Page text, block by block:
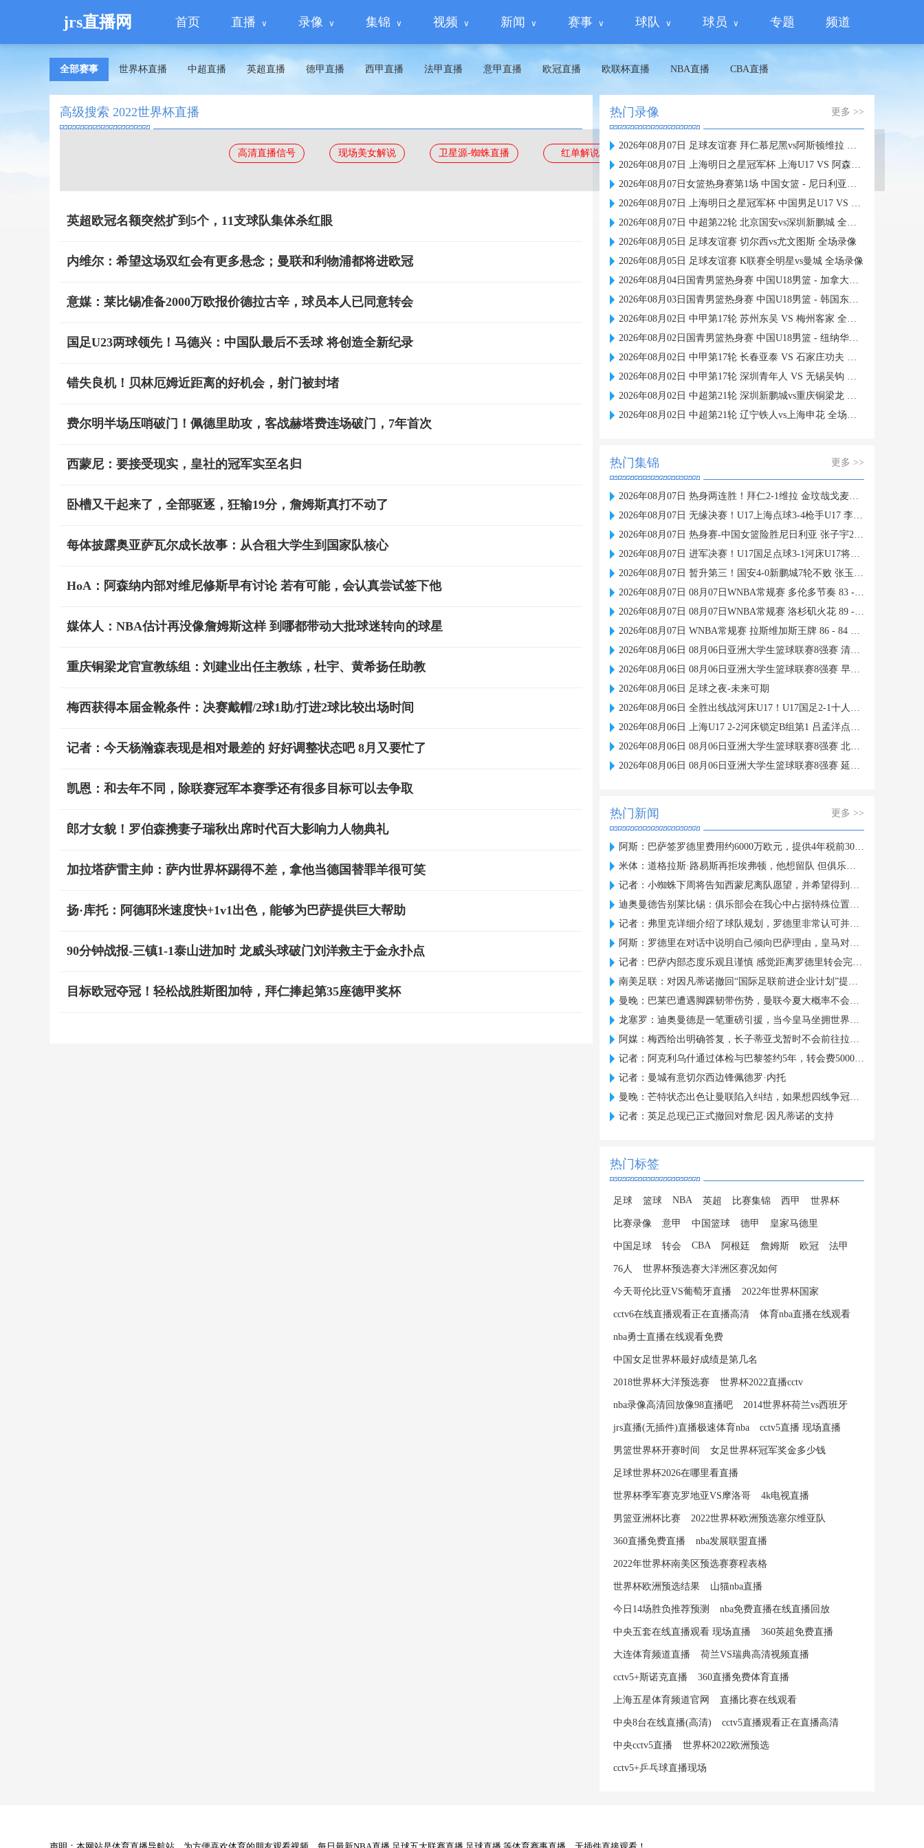
jrs直播网 首页 直播 录像 集锦 视频 新闻 赛事 球队 球员 专题 频道
全部赛事 世界杯直播 中超直播 英超直播 德甲直播 西甲直播 法甲直播 意甲直播 欧冠直播 欧联杯直播 NBA直播 CBA直播
高级搜索 2022世界杯直播
高清直播信号 现场美女解说 卫星源-蜘蛛直播 红单解说 蜘蛛直播
英超欧冠名额突然扩到5个，11支球队集体杀红眼
内维尔：希望这场双红会有更多悬念；曼联和利物浦都将进欧冠
意媒：莱比锡准备2000万欧报价德拉古辛，球员本人已同意转会
国足U23两球领先！马德兴：中国队最后不丢球 将创造全新纪录
错失良机！贝林厄姆近距离的好机会，射门被封堵
费尔明半场压哨破门！佩德里助攻，客战赫塔费连场破门，7年首次
西蒙尼：要接受现实，皇社的冠军实至名归
卧槽又干起来了，全部驱逐，狂输19分，詹姆斯真打不动了
每体披露奥亚萨瓦尔成长故事：从合租大学生到国家队核心
HoA：阿森纳内部对维尼修斯早有讨论 若有可能，会认真尝试签下他
媒体人：NBA估计再没像詹姆斯这样 到哪都带动大批球迷转向的球星
重庆铜梁龙官宣教练组：刘建业出任主教练，杜宇、黄希扬任助教
梅西获得本届金靴条件：决赛戴帽/2球1助/打进2球比较出场时间
记者：今天杨瀚森表现是相对最差的 好好调整状态吧 8月又要忙了
凯恩：和去年不同，除联赛冠军本赛季还有很多目标可以去争取
郎才女貌！罗伯森携妻子瑞秋出席时代百大影响力人物典礼
加拉塔萨雷主帅：萨内世界杯踢得不差，拿他当德国替罪羊很可笑
扬·库托：阿德耶米速度快+1v1出色，能够为巴萨提供巨大帮助
90分钟战报-三镇1-1泰山进加时 龙威头球破门刘洋救主于金永扑点
目标欧冠夺冠！轻松战胜斯图加特，拜仁捧起第35座德甲奖杯
热门录像 更多 >>
2026年08月07日 足球友谊赛 拜仁慕尼黑vs阿斯顿维拉 全场录像
2026年08月07日 上海明日之星冠军杯 上海U17 VS 阿森纳U17 全场录像
2026年08月07日女篮热身赛第1场 中国女篮 - 尼日利亚女篮 全场录像
2026年08月07日 上海明日之星冠军杯 中国男足U17 VS 河床U17 全场录像
2026年08月07日 中超第22轮 北京国安vs深圳新鹏城 全场录像
2026年08月05日 足球友谊赛 切尔西vs尤文图斯 全场录像
2026年08月05日 足球友谊赛 K联赛全明星vs曼城 全场录像
2026年08月04日国青男篮热身赛 中国U18男篮 - 加拿大大卫·安篮球学院 全场录像
2026年08月03日国青男篮热身赛 中国U18男篮 - 韩国东国大学 全场录像
2026年08月02日 中甲第17轮 苏州东吴 VS 梅州客家 全场录像
2026年08月02日国青男篮热身赛 中国U18男篮 - 纽纳华丁闪电队 全场录像
2026年08月02日 中甲第17轮 长春亚泰 VS 石家庄功夫 全场录像
2026年08月02日 中甲第17轮 深圳青年人 VS 无锡吴钩 全场录像
2026年08月02日 中超第21轮 深圳新鹏城vs重庆铜梁龙 全场录像
2026年08月02日 中超第21轮 辽宁铁人vs上海申花 全场录像
热门集锦 更多 >>
2026年08月07日 热身两连胜！拜仁2-1维拉 金玟哉戈麦斯破门迪亚斯替补建功
2026年08月07日 无缘决赛！U17上海点球3-4枪手U17 李秋甫、李文博失点王启戎扑点
2026年08月07日 热身赛-中国女篮险胜尼日利亚 张子宇24+11 杨舒予12+6
2026年08月07日 进军决赛！U17国足点球3-1河床U17将战阿森纳 江宇涵替补两扑点
2026年08月07日 暂升第三！国安4-0新鹏城7轮不败 张玉宁传射达万双响法比奥破门
2026年08月07日 08月07日WNBA常规赛 多伦多节奏 83 - 97 波特兰火焰 集锦
2026年08月07日 08月07日WNBA常规赛 洛杉矶火花 89 - 82 明尼苏达山猫 全场集锦
2026年08月07日 WNBA常规赛 拉斯维加斯王牌 86 - 84 印第安纳狂热 全场集锦
2026年08月06日 08月06日亚洲大学生篮球联赛8强赛 清华大学 85 - 81 菲律宾大学 集锦
2026年08月06日 08月06日亚洲大学生篮球联赛8强赛 早稻田大学 78 - 71 高丽大学 集锦
2026年08月06日 足球之夜-未来可期
2026年08月06日 全胜出线战河床U17！U17国足2-1十人药厂U17 赵松源登场1分钟传射
2026年08月06日 上海U17 2-2河床锁定B组第1 吕孟洋点射阿布力米破门 将战A组第2
2026年08月06日 08月06日亚洲大学生篮球联赛8强赛 北京大学 77 - 79 上海交通大学 集锦
2026年08月06日 08月06日亚洲大学生篮球联赛8强赛 延世大学 67 - 72 政治大学 集锦
热门新闻 更多 >>
阿斯：巴萨签罗德里费用约6000万欧元，提供4年税前3000万欧合同
米体：道格拉斯·路易斯再拒埃弗顿，他想留队 但俱乐部尚未敲定
记者：小蜘蛛下周将告知西蒙尼离队愿望，并希望得到理解和帮助
迪奥曼德告别莱比锡：俱乐部会在我心中占据特殊位置，感谢所有
记者：弗里克详细介绍了球队规划，罗德里非常认可并选择加盟巴萨
阿斯：罗德里在对话中说明自己倾向巴萨理由，皇马对此理解＆祝好
记者：巴萨内部态度乐观且谨慎 感觉距离罗德里转会完成更近了
南美足联：对因凡蒂诺撤回“国际足联前进企业计划”提案表示欢迎
曼晚：巴莱巴遭遇脚踝韧带伤势，曼联今夏大概率不会继续追求他
龙塞罗：迪奥曼德是一笔重磅引援，当今皇马坐拥世界独一档攻击线
阿媒：梅西给出明确答复，长子蒂亚戈暂时不会前往拉玛西亚青训
记者：阿克利乌什通过体检与巴黎签约5年，转会费5000万欧元
记者：曼城有意切尔西边锋佩德罗·内托
曼晚：芒特状态出色让曼联陷入纠结，如果想四线争冠可能还得买人
记者：英足总现已正式撤回对詹尼·因凡蒂诺的支持
热门标签
足球 篮球 NBA 英超 比赛集锦 西甲 世界杯
比赛录像 意甲 中国篮球 德甲 皇家马德里
中国足球 转会 CBA 阿根廷 詹姆斯 欧冠 法甲
76人 世界杯预选赛大洋洲区赛况如何
今天哥伦比亚VS葡萄牙直播 2022年世界杯国家
cctv6在线直播观看正在直播高清 体育nba直播在线观看
nba勇士直播在线观看免费
中国女足世界杯最好成绩是第几名
2018世界杯大洋预选赛 世界杯2022直播cctv
nba录像高清回放像98直播吧 2014世界杯荷兰vs西班牙
jrs直播(无插件)直播极速体育nba cctv5直播 现场直播
男篮世界杯开赛时间 女足世界杯冠军奖金多少钱
足球世界杯2026在哪里看直播
世界杯季军赛克罗地亚VS摩洛哥 4k电视直播
男篮亚洲杯比赛 2022世界杯欧洲预选塞尔维亚队
360直播免费直播 nba发展联盟直播
2022年世界杯南美区预选赛赛程表格
世界杯欧洲预选结果 山猫nba直播
今日14场胜负推荐预测 nba免费直播在线直播回放
中央五套在线直播观看 现场直播 360英超免费直播
大连体育频道直播 荷兰VS瑞典高清视频直播
cctv5+斯诺克直播 360直播免费体育直播
上海五星体育频道官网 直播比赛在线观看
中央8台在线直播(高清) cctv5直播观看正在直播高清
中央cctv5直播 世界杯2022欧洲预选
cctv5+乒乓球直播现场